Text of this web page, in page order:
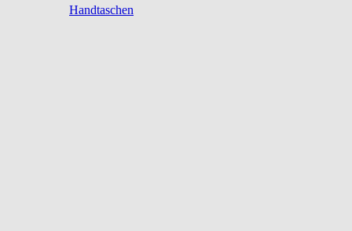
Handtaschen